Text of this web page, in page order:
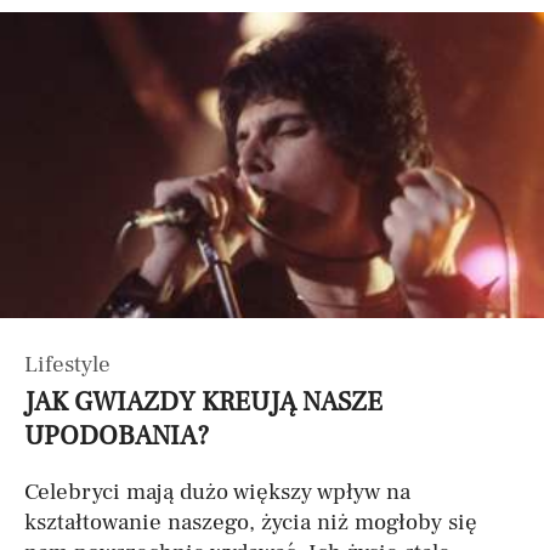
Lifestyle
JAK GWIAZDY KREUJĄ NASZE
UPODOBANIA?
Celebryci mają dużo większy wpływ na
kształtowanie naszego, życia niż mogłoby się